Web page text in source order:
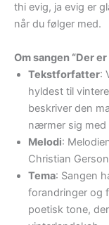
thi evig, ja evig er
når du følger med.
Om sangen “Der
Tekstforfatter:
hyldest til
beskriver den
nærmer sig med
Melodi:
Christian
Tema: Sangen
forandringer og
poetisk tone,